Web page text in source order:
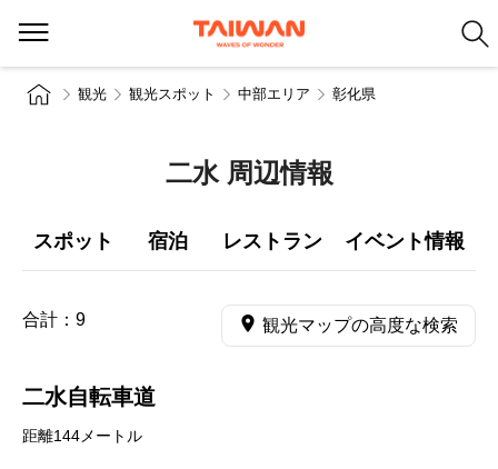
観光 観光スポット 中部エリア 彰化県
二水 周辺情報
スポット 宿泊 レストラン イベント情報
合計： 9 観光マップの高度な検索
二水自転車道
距離144メートル